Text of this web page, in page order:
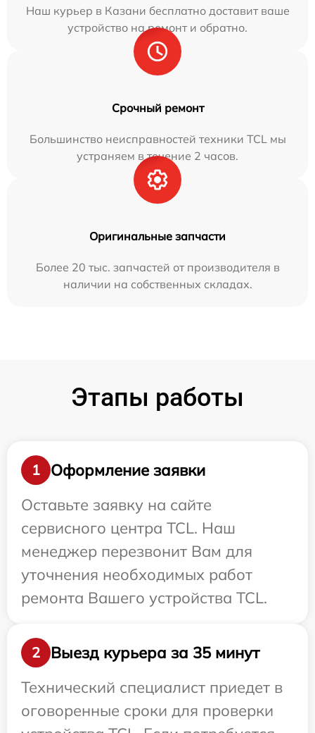
Наш курьер в Казани бесплатно доставит ваше
устройство на ремонт и обратно.
Срочный ремонт
Большинство неисправностей техники TCL мы
устраняем в течение 2 часов.
Оригинальные запчасти
Более 20 тыс. запчастей от производителя в
наличии на собственных складах.
Этапы работы
1
Оформление заявки
Оставьте заявку на сайте
сервисного центра TCL. Наш
менеджер перезвонит Вам для
уточнения необходимых работ
ремонта Вашего устройства TCL.
2
Выезд курьера за 35 минут
Технический специалист приедет в
оговоренные сроки для проверки